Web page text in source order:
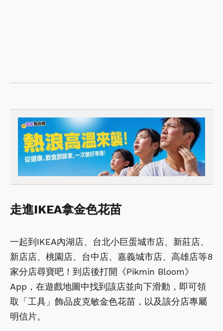
走進IKEA拿金色花苗
一起到IKEA內湖店、台北小巨蛋城市店、新莊店、
新店店、桃園店、台中店、嘉義城市店、高雄店等8
家分店尋寶吧！到店後打開《Pikmin Bloom》
App，在遊戲地圖中找到該店並向下滑動，即可領
取「工具」飾品皮克敏金色花苗，以及該分店專屬
明信片。